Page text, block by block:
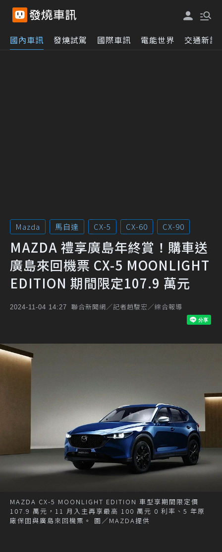
國內車訊 發燒試駕 國際車訊 電能世界 交通新訊
Mazda 馬自達 CX-5 CX-60 CX-90
MAZDA 禮享廣島年終賞！購車送
廣島來回機票 CX-5 MOONLIGHT
EDITION 期間限定107.9 萬元
2024-11-04 14:27 聯合新聞網／記者趙駿宏／綜合報導
MAZDA CX-5 MOONLIGHT EDITION 車型享期間限定價
107.9 萬元，11 月入主再享最高 100 萬元 0 利率、5 年原
廠保固與廣島來回機票。 圖／MAZDA提供